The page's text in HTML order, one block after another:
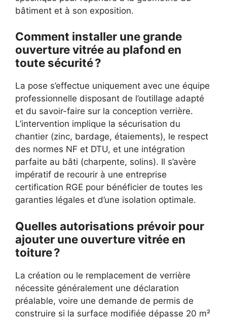
bâtiment et à son exposition.
Comment installer une grande
ouverture vitrée au plafond en
toute sécurité ?
La pose s’effectue uniquement avec une équipe
professionnelle disposant de l’outillage adapté
et du savoir-faire sur la conception verrière.
L’intervention implique la sécurisation du
chantier (zinc, bardage, étaiements), le respect
des normes NF et DTU, et une intégration
parfaite au bâti (charpente, solins). Il s’avère
impératif de recourir à une entreprise
certification RGE pour bénéficier de toutes les
garanties légales et d’une isolation optimale.
Quelles autorisations prévoir pour
ajouter une ouverture vitrée en
toiture ?
La création ou le remplacement de verrière
nécessite généralement une déclaration
préalable, voire une demande de permis de
construire si la surface modifiée dépasse 20 m²